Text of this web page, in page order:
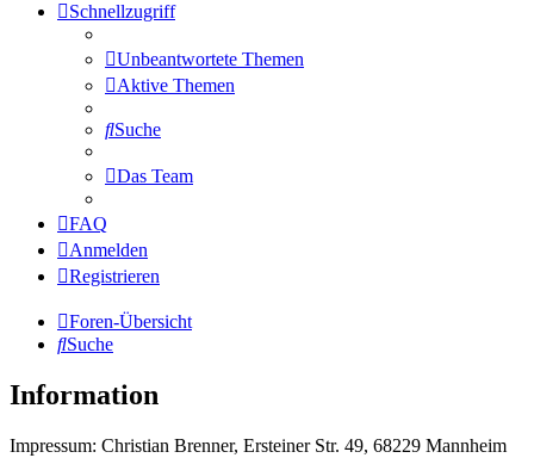
Schnellzugriff
Unbeantwortete Themen
Aktive Themen
Suche
Das Team
FAQ
Anmelden
Registrieren
Foren-Übersicht
Suche
Information
Impressum: Christian Brenner, Ersteiner Str. 49, 68229 Mannheim